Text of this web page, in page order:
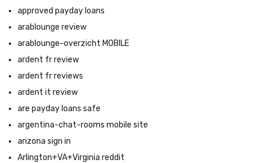
approved payday loans
arablounge review
arablounge-overzicht MOBILE
ardent fr review
ardent fr reviews
ardent it review
are payday loans safe
argentina-chat-rooms mobile site
arizona sign in
Arlington+VA+Virginia reddit